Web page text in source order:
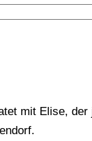
mit Elise, der